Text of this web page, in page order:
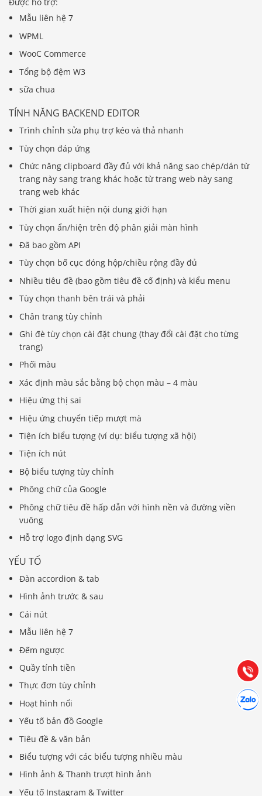
Được hỗ trợ:
Mẫu liên hệ 7
WPML
WooC Commerce
Tổng bộ đệm W3
sữa chua
TÍNH NĂNG BACKEND EDITOR
Trình chỉnh sửa phụ trợ kéo và thả nhanh
Tùy chọn đáp ứng
Chức năng clipboard đầy đủ với khả năng sao chép/dán từ
trang này sang trang khác hoặc từ trang web này sang
trang web khác
Thời gian xuất hiện nội dung giới hạn
Tùy chọn ẩn/hiện trên độ phân giải màn hình
Đã bao gồm API
Tùy chọn bố cục đóng hộp/chiều rộng đầy đủ
Nhiều tiêu đề (bao gồm tiêu đề cố định) và kiểu menu
Tùy chọn thanh bên trái và phải
Chân trang tùy chỉnh
Ghi đè tùy chọn cài đặt chung (thay đổi cài đặt cho từng
trang)
Phối màu
Xác định màu sắc bằng bộ chọn màu – 4 màu
Hiệu ứng thị sai
Hiệu ứng chuyển tiếp mượt mà
Tiện ích biểu tượng (ví dụ: biểu tượng xã hội)
Tiện ích nút
Bộ biểu tượng tùy chỉnh
Phông chữ của Google
Phông chữ tiêu đề hấp dẫn với hình nền và đường viền
vuông
Hỗ trợ logo định dạng SVG
YẾU TỐ
Đàn accordion & tab
Hình ảnh trước & sau
Cái nút
Mẫu liên hệ 7
Đếm ngược
Quầy tính tiền
Thực đơn tùy chỉnh
Hoạt hình nổi
Yếu tố bản đồ Google
Tiêu đề & văn bản
Biểu tượng với các biểu tượng nhiều màu
Hình ảnh & Thanh trượt hình ảnh
Yếu tố Instagram & Twitter
Gọi
(028) 22.166.144
Chát